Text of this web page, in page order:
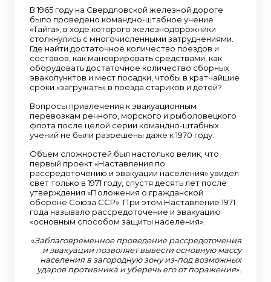
В 1965 году на Свердловской железной дороге
было проведено командно-штабное учение
«Тайга», в ходе которого железнодорожники
столкнулись с многочисленными затруднениями.
Где найти достаточное количество поездов и
составов, как маневрировать средствами, как
оборудовать достаточное количество сборных
эвакопунктов и мест посадки, чтобы в кратчайшие
сроки «загружать» в поезда стариков и детей?
Вопросы привлечения к эвакуационным
перевозкам речного, морского и рыболовецкого
флота после целой серии командно-штабных
учений не были разрешены даже к 1970 году.
Объем сложностей был настолько велик, что
первый проект «Наставления по
рассредоточению и эвакуации населения» увидел
свет только в 1971 году, спустя десять лет после
утверждения «Положения о гражданской
обороне Союза ССР». При этом Наставление 1971
года называло рассредоточение и эвакуацию
«основным способом защиты населения».
«Заблаговременное проведение рассредоточения
и эвакуации позволяет вывести основную массу
населения в загородную зону из-под возможных
ударов противника и уберечь его от поражения».